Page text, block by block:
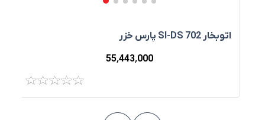
اتوبخار SI-DS 702 پارس خزر
55٬443٬000